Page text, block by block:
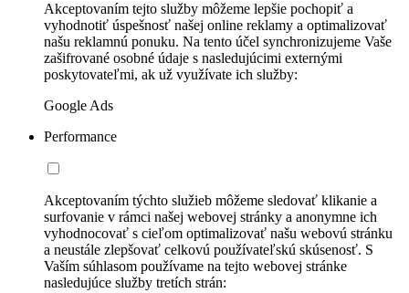
Akceptovaním tejto služby môžeme lepšie pochopiť a
vyhodnotiť úspešnosť našej online reklamy a optimalizovať
našu reklamnú ponuku. Na tento účel synchronizujeme Vaše
zašifrované osobné údaje s nasledujúcimi externými
poskytovateľmi, ak už využívate ich služby:
Google Ads
Performance
Akceptovaním týchto služieb môžeme sledovať klikanie a
surfovanie v rámci našej webovej stránky a anonymne ich
vyhodnocovať s cieľom optimalizovať našu webovú stránku
a neustále zlepšovať celkovú používateľskú skúsenosť. S
Vaším súhlasom používame na tejto webovej stránke
nasledujúce služby tretích strán: